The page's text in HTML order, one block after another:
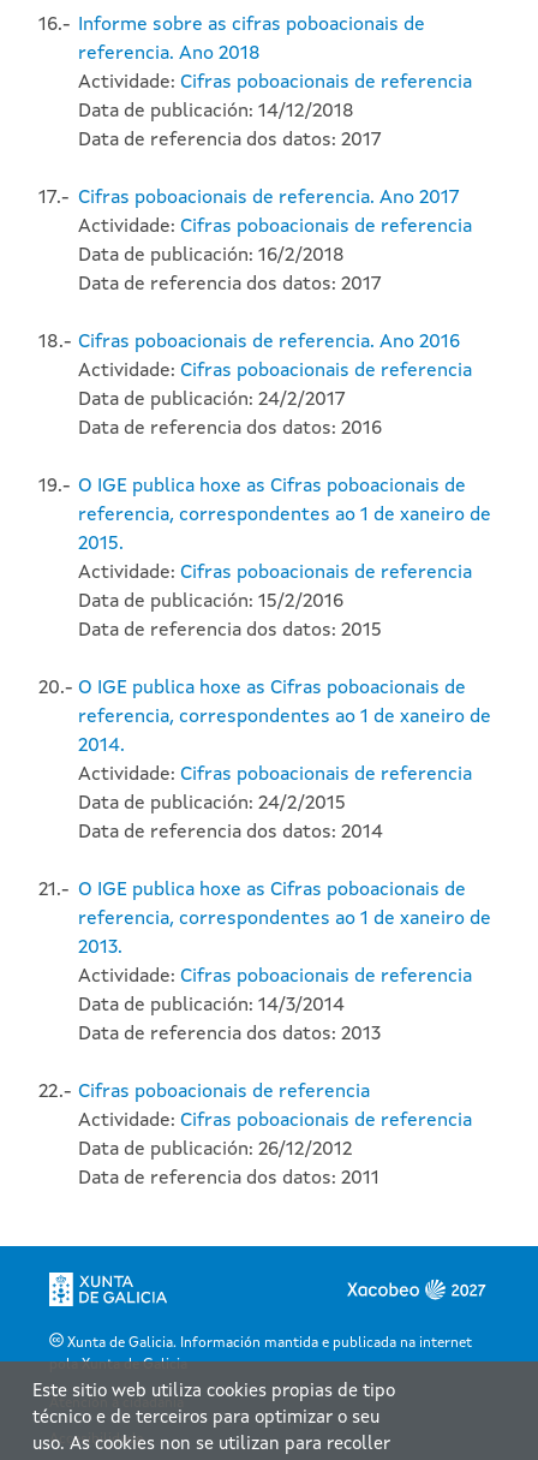
16.- Informe sobre as cifras poboacionais de
referencia. Ano 2018
Actividade: Cifras poboacionais de referencia
Data de publicación: 14/12/2018
Data de referencia dos datos: 2017
17.- Cifras poboacionais de referencia. Ano 2017
Actividade: Cifras poboacionais de referencia
Data de publicación: 16/2/2018
Data de referencia dos datos: 2017
18.- Cifras poboacionais de referencia. Ano 2016
Actividade: Cifras poboacionais de referencia
Data de publicación: 24/2/2017
Data de referencia dos datos: 2016
19.- O IGE publica hoxe as Cifras poboacionais de
referencia, correspondentes ao 1 de xaneiro de
2015.
Actividade: Cifras poboacionais de referencia
Data de publicación: 15/2/2016
Data de referencia dos datos: 2015
20.- O IGE publica hoxe as Cifras poboacionais de
referencia, correspondentes ao 1 de xaneiro de
2014.
Actividade: Cifras poboacionais de referencia
Data de publicación: 24/2/2015
Data de referencia dos datos: 2014
21.- O IGE publica hoxe as Cifras poboacionais de
referencia, correspondentes ao 1 de xaneiro de
2013.
Actividade: Cifras poboacionais de referencia
Data de publicación: 14/3/2014
Data de referencia dos datos: 2013
22.- Cifras poboacionais de referencia
Actividade: Cifras poboacionais de referencia
Data de publicación: 26/12/2012
Data de referencia dos datos: 2011
Xunta de Galicia. Información mantida e publicada na internet
pola Xunta de Galicia
Accesibilidade
Este sitio web utiliza cookies propias de tipo
técnico e de terceiros para optimizar o seu
uso. As cookies non se utilizan para recoller